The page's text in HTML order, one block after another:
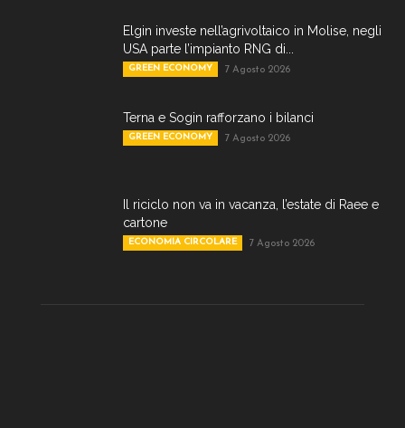
Elgin investe nell’agrivoltaico in Molise, negli
USA parte l’impianto RNG di...
GREEN ECONOMY 7 Agosto 2026
Terna e Sogin rafforzano i bilanci
GREEN ECONOMY 7 Agosto 2026
Il riciclo non va in vacanza, l’estate di Raee e
cartone
ECONOMIA CIRCOLARE 7 Agosto 2026